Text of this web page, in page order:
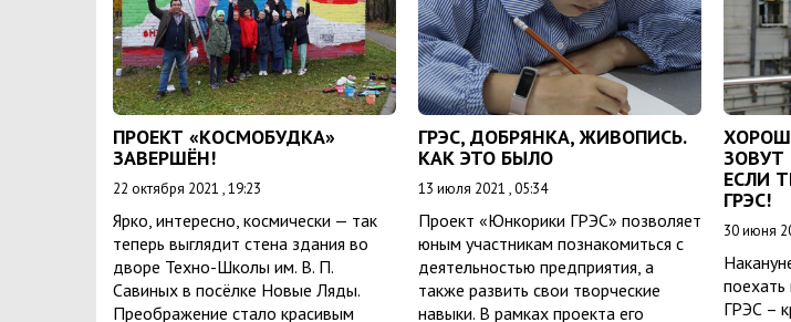
ПРОЕКТ «КОСМОБУДКА»
ЗАВЕРШЁН!
22 октября 2021 , 19:23
Ярко, интересно, космически — так
теперь выглядит стена здания во
дворе Техно-Школы им. В. П.
Савиных в посёлке Новые Ляды.
Преображение стало красивым
ГРЭС, ДОБРЯНКА, ЖИВОПИСЬ.
КАК ЭТО БЫЛО
13 июля 2021 , 05:34
Проект «Юнкорики ГРЭС» позволяет
юным участникам познакомиться с
деятельностью предприятия, а
также развить свои творческие
навыки. В рамках проекта его
ЗОВУТ
ЕСЛИ
ГРЭС!
30 июня
поехать
ГРЭС –